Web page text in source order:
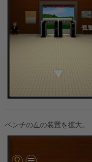
ベンチの左の装置を拡大。